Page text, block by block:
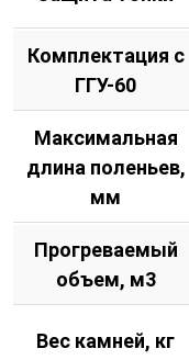
Комплектация с
ГГУ-60
Максимальная
длина поленьев,
мм
Прогреваемый
объем, м3
Вес камней, кг